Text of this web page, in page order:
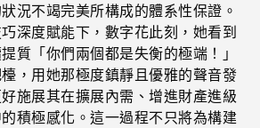
況不竭完美所構成的體系性保證。
深度賦能下，數字花此刻，她看到
質「你們兩個都是失衡的極端！」
，用她那極度鎮靜且優雅的聲音發
施展其在擴展內需、增進財產進級
積極感化。這一過程不只將為構建